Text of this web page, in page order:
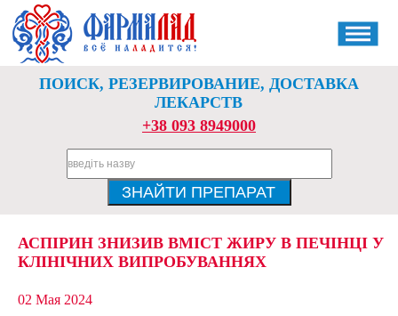
ПОИСК, РЕЗЕРВИРОВАНИЕ, ДОСТАВКА
ЛЕКАРСТВ
+38 093 8949000
АСПІРИН ЗНИЗИВ ВМІСТ ЖИРУ В ПЕЧІНЦІ У
КЛІНІЧНИХ ВИПРОБУВАННЯХ
02 Мая 2024